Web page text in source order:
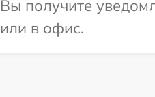
Вы получите
или в офис.